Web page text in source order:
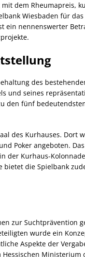
dem Rheumapreis,
Wiesbaden für
ein nennenswerter
des
und seines
den fünf
des Kurhauses. Dort
Poker angeboten. Das
der Kurhaus-
bietet die Spielbank
zur Suchtprävention
wurde ein
Aspekte der
Ministerium